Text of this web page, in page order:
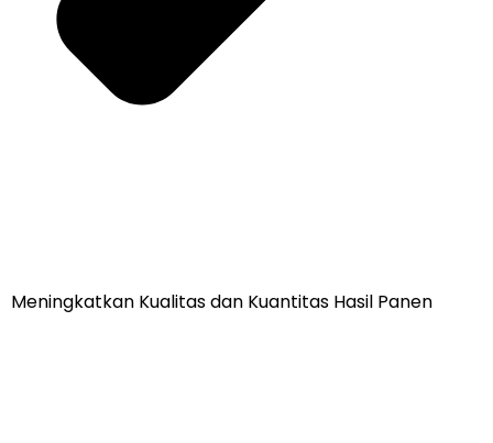
Meningkatkan Kualitas dan Kuantitas Hasil Panen